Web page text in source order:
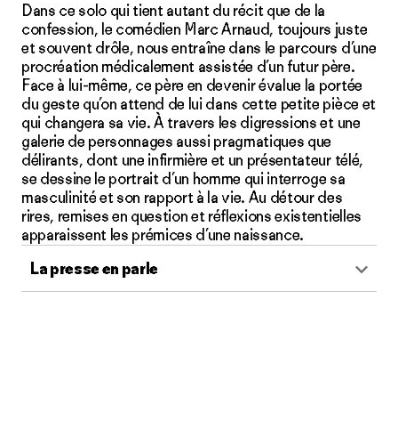
Dans ce solo qui tient autant du récit que de la
confession, le comédien Marc Arnaud, toujours juste
et souvent drôle, nous entraîne dans le parcours d’une
procréation médicalement assistée d’un futur père.
Face à lui-même, ce père en devenir évalue la portée
du geste qu’on attend de lui dans cette petite pièce et
qui changera sa vie. À travers les digressions et une
galerie de personnages aussi pragmatiques que
délirants, dont une infirmière et un présentateur télé,
se dessine le portrait d’un homme qui interroge sa
masculinité et son rapport à la vie. Au détour des
rires, remises en question et réflexions existentielles
apparaissent les prémices d’une naissance.
La presse en parle